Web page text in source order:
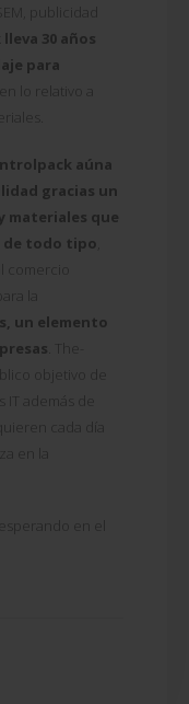
publicidad
30 años
para
lo relativo a
aúna
gracias un
materiales que
de todo tipo
la
un elemento
. The-
objetivo de
además de
cada día
en la
en el